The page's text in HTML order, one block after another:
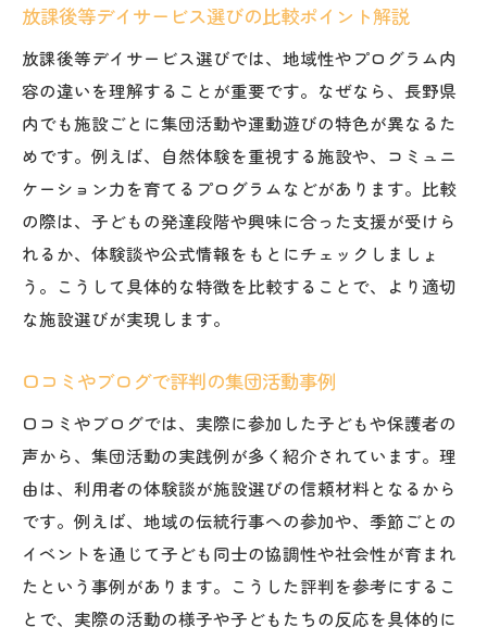
放課後等デイサービス選びの比較ポイント解説
放課後等デイサービス選びでは、地域性やプログラム内
容の違いを理解することが重要です。なぜなら、長野県
内でも施設ごとに集団活動や運動遊びの特色が異なるた
めです。例えば、自然体験を重視する施設や、コミュニ
ケーション力を育てるプログラムなどがあります。比較
の際は、子どもの発達段階や興味に合った支援が受けら
れるか、体験談や公式情報をもとにチェックしましょ
う。こうして具体的な特徴を比較することで、より適切
な施設選びが実現します。
口コミやブログで評判の集団活動事例
口コミやブログでは、実際に参加した子どもや保護者の
声から、集団活動の実践例が多く紹介されています。理
由は、利用者の体験談が施設選びの信頼材料となるから
です。例えば、地域の伝統行事への参加や、季節ごとの
イベントを通じて子ども同士の協調性や社会性が育まれ
たという事例があります。こうした評判を参考にするこ
とで、実際の活動の様子や子どもたちの反応を具体的に